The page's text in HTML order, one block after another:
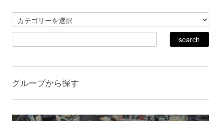
グループから探す